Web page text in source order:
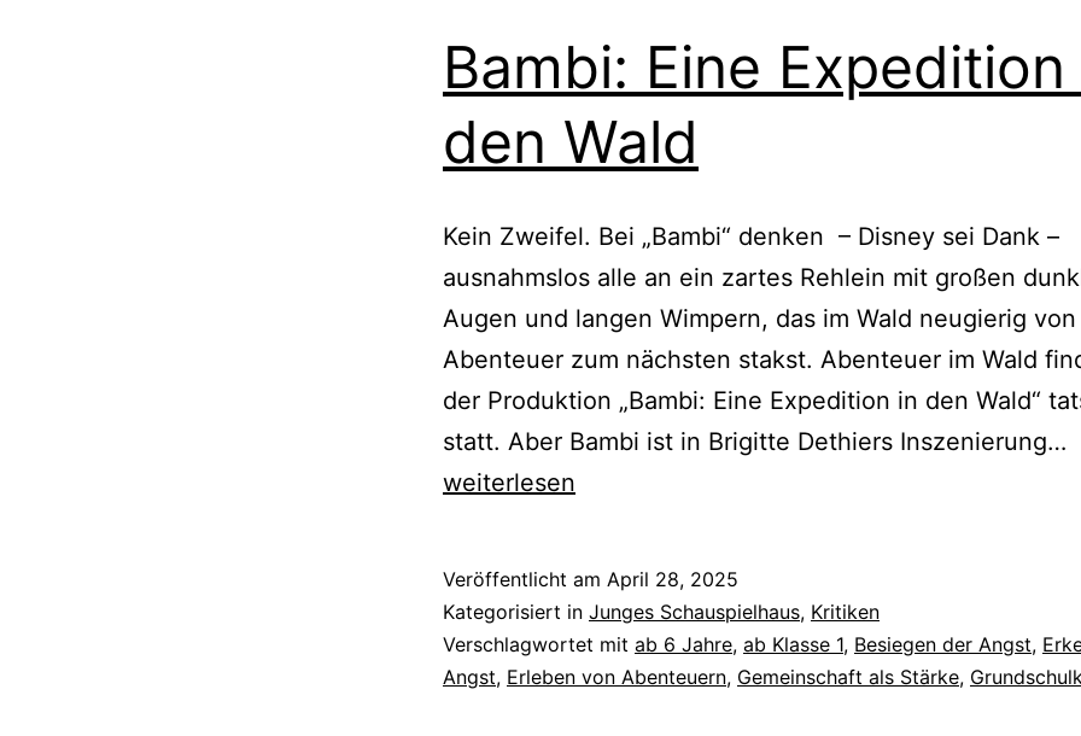
Bambi: Eine Expedition
den Wald
Kein Zweifel. Bei „Bambi“ denken – Disney sei Dank –
ausnahmslos alle an ein zartes Rehlein mit großen
Augen und langen Wimpern, das im Wald neugierig
Abenteuer zum nächsten stakst. Abenteuer im Wald
der Produktion „Bambi: Eine Expedition in den Wald“
statt. Aber Bambi ist in Brigitte Dethiers Inszenierung…
weiterlesen
Veröffentlicht am April 28, 2025
Kategorisiert in Junges Schauspielhaus, Kritiken
Verschlagwortet mit ab 6 Jahre, ab Klasse 1, Besiegen der Angst,
Angst, Erleben von Abenteuern, Gemeinschaft als Stärke,